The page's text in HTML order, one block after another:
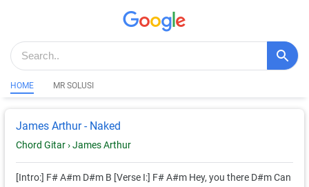
HOME MR SOLUSI
James Arthur - Naked
Chord Gitar ›James Arthur
[Intro:] F# A#m D#m B [Verse I:] F# A#m Hey, you there D#m Can